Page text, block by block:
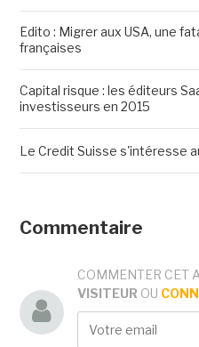
Edito : Migrer aux USA, une
françaises
Capital risque : les éditeurs
investisseurs en 2015
Le Credit Suisse s'intéresse
Commentaire
COMMENTER CET
VISITEUR OU